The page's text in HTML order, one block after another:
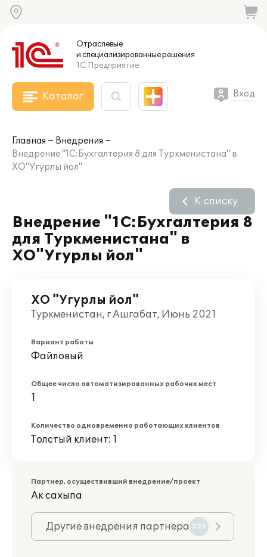
Отраслевые
и специализированныерешения
1С:Предприятие
Каталог Вход
Главная
Внедрения
Внедрение "1С:Бухгалтерия 8 для Туркменистана" в
ХО"Угурлы йол"
Внедрение "1С:Бухгалтерия 8
для Туркменистана" в
ХО"Угурлы йол"
К списку
ХО "Угурлы йол"
Туркменистан, г Ашгабат, Июнь 2021
Вариант работы
Файловый
Общее число автоматизированных рабочих мест
1
Количество одновременно работающих клиентов
Толстый клиент: 1
Партнер, осуществивший внедрение/проект
Ак сахыпа
Другие внедрения партнера 225